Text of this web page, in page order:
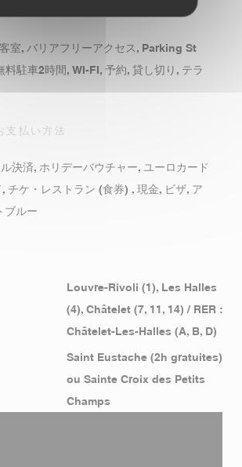
室, バリアフリーアクセス, Parking St
駐車2時間, WI-FI, 予約, 貸し切り, テラ
支払い方法
決済, ホリデーバウチャー, ユーロカード
チケ・レストラン (食券) , 現金, ビザ, ア
ブルー
Louvre-Rivoli (1), Les Halles
(4), Châtelet (7, 11, 14) / RER :
Châtelet-Les-Halles (A, B, D)
Saint Eustache (2h gratuites)
ou Sainte Croix des Petits
Champs